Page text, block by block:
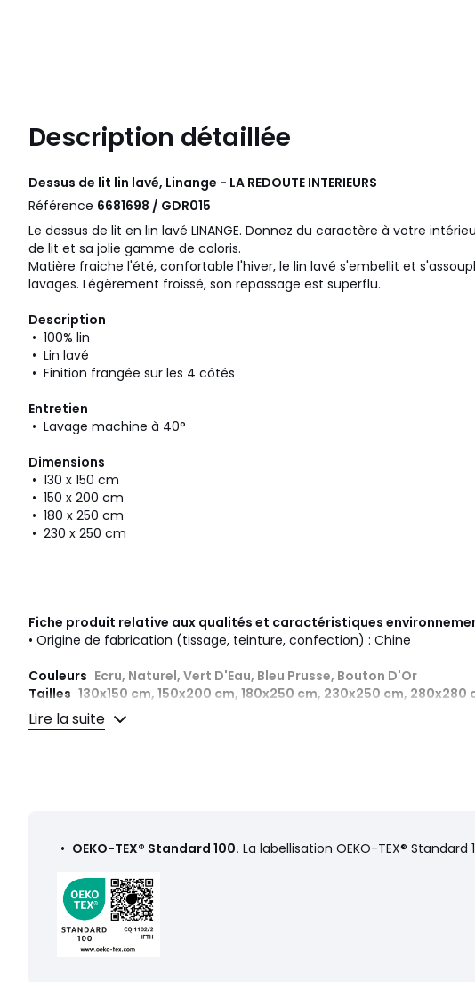
Description détaillée
Dessus de lit lin lavé, Linange - LA REDOUTE INTERIEURS
Référence 6681698 / GDR015
Le dessus de lit en lin lavé LINANGE. Donnez du caractère à votre
de lit et sa jolie gamme de coloris.
Matière fraiche l'été, confortable l'hiver, le lin lavé s'embellit et
lavages. Légèrement froissé, son repassage est superflu.
Description
• 100% lin
• Lin lavé
• Finition frangée sur les 4 côtés
Entretien
• Lavage machine à 40°
Dimensions
• 130 x 150 cm
• 150 x 200 cm
• 180 x 250 cm
• 230 x 250 cm
Fiche produit relative aux qualités et caractéristiques
• Origine de fabrication (tissage, teinture, confection) : Chine
Couleurs Ecru, Naturel, Vert D'Eau, Bleu Prusse, Bouton D'Or
Tailles 130x150 cm, 150x200 cm, 180x250 cm, 230x250 cm, 280x280
Caractéristiques environnementales de l’emballage
Lire la suite
• OEKO-TEX® Standard 100. La labellisation OEKO-TEX®